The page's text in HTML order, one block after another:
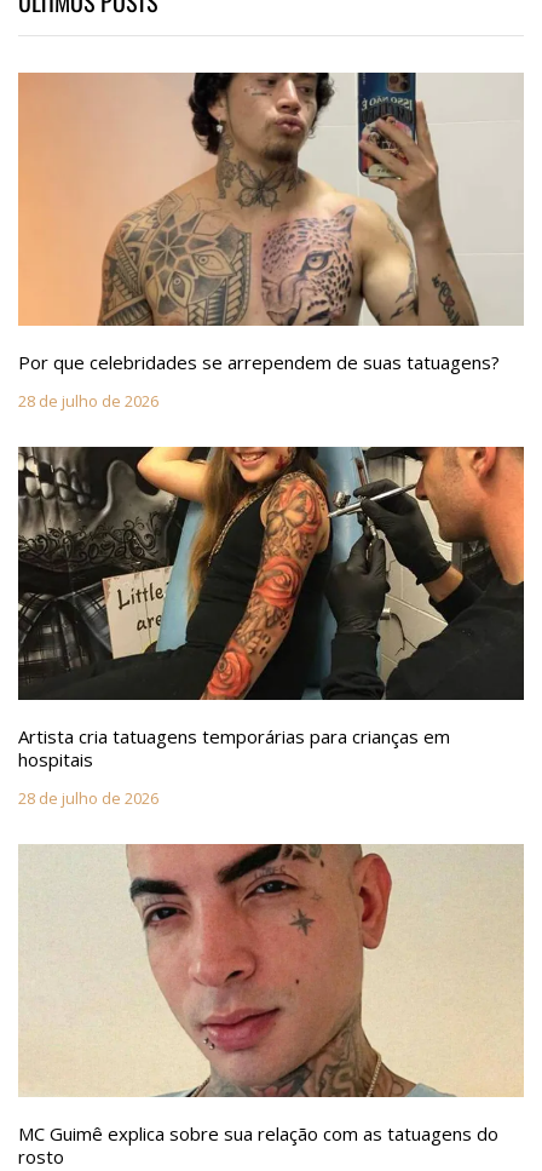
Por que celebridades se arrependem de suas tatuagens?
28 de julho de 2026
Artista cria tatuagens temporárias para crianças em
hospitais
28 de julho de 2026
MC Guimê explica sobre sua relação com as tatuagens do
rosto